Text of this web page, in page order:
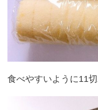
食べやすいように11